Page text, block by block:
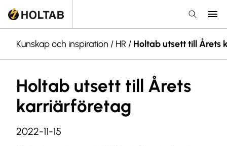
Kunskap och inspiration / HR / Holtab utsett till Årets
Holtab utsett till Årets
karriärföretag
2022-11-15